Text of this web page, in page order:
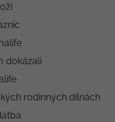
dokázali
rodinných dílnách